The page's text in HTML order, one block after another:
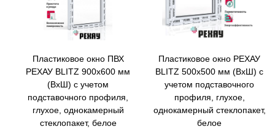
Пластиковое окно ПВХ
РЕХАУ BLITZ 900х600 мм
(ВхШ) с учетом
подставочного профиля,
глухое, однокамерный
стеклопакет, белое
Пластиковое окно РЕХАУ
BLITZ 500х500 мм (ВхШ) с
учетом подставочного
профиля, глухое,
однокамерный стеклопакет,
белое